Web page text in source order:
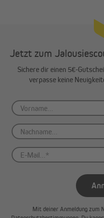
Fit für den Außeneinsatz
Von schlechtem Wetter
nicht verderben! Die JM-
entsprechend der Schutzart
Jetzt zum
Sichere dir einen 5€-
verpasse keine
Mit deiner Anmeldung zum